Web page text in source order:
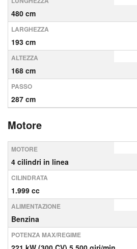
480 cm
LARGHEZZA
193 cm
ALTEZZA
168 cm
PASSO
287 cm
Motore
MOTORE
4 cilindri in linea
CILINDRATA
1.999 cc
ALIMENTAZIONE
Benzina
POTENZA MAX/REGIME